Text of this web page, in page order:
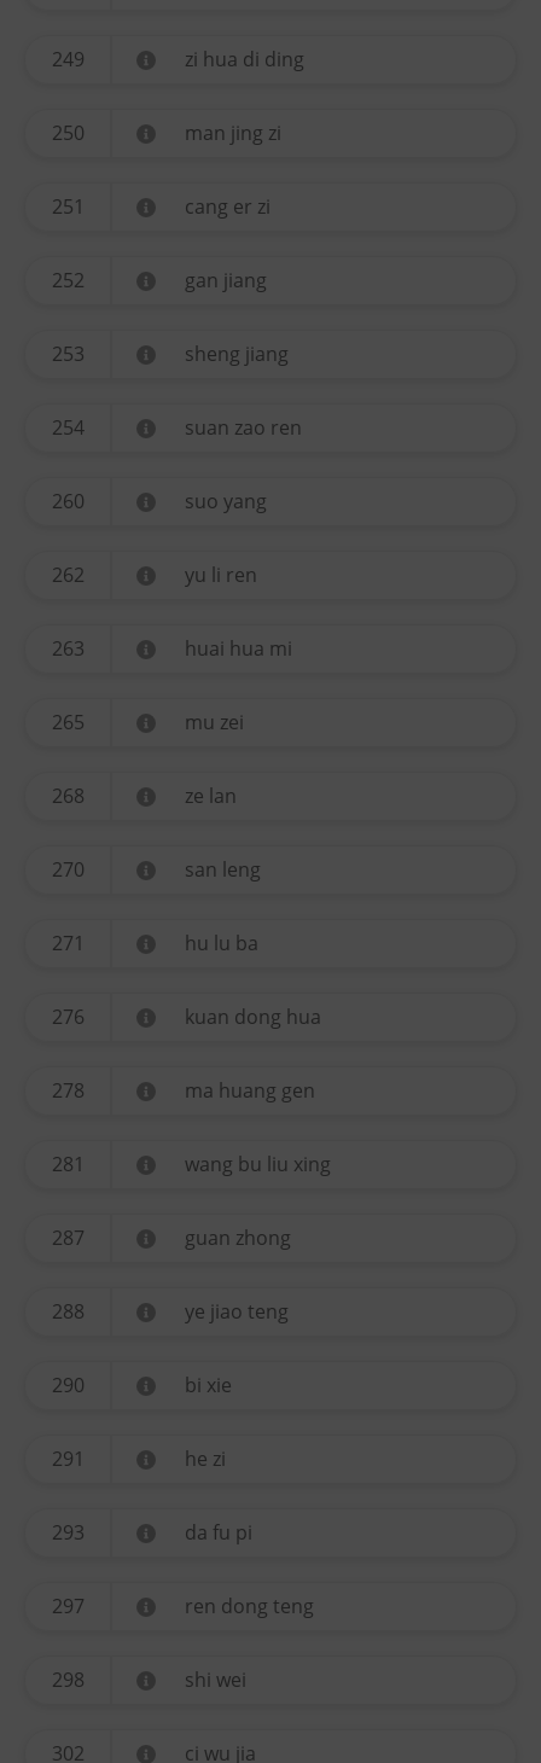
249 zi hua di ding
250 man jing zi
251 cang er zi
252 gan jiang
253 sheng jiang
254 suan zao ren
260 suo yang
262 yu li ren
263 huai hua mi
265 mu zei
268 ze lan
270 san leng
271 hu lu ba
276 kuan dong hua
278 ma huang gen
281 wang bu liu xing
287 guan zhong
288 ye jiao teng
290 bi xie
291 he zi
293 da fu pi
297 ren dong teng
298 shi wei
302 ci wu jia